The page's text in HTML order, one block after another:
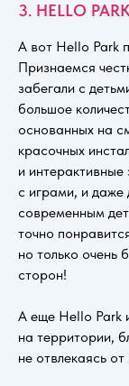
3. HELLO
А вот Hello Park
Признаемся
забегали с
большое
основанных на
красочных
и
с играми, и
современным
точно
но только очень
сторон!
А еще Hello Park
на территории,
не отвлекаясь от